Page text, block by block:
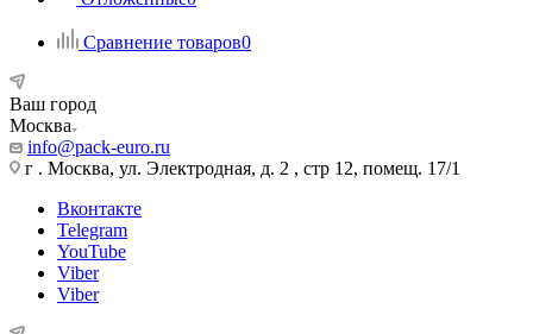
Сравнение товаров0
Ваш город
Москва
info@pack-euro.ru
г . Москва, ул. Электродная, д. 2 , стр 12, помещ. 17/1
Вконтакте
Telegram
YouTube
Viber
Viber